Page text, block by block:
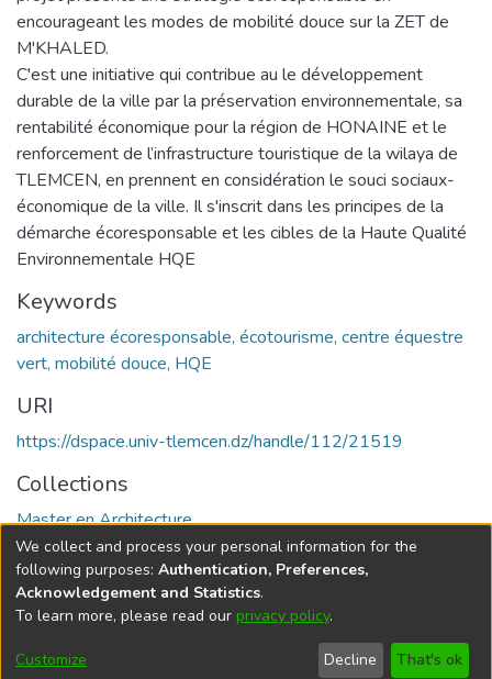
encourageant les modes de mobilité douce sur la ZET de
M'KHALED.
C'est une initiative qui contribue au le développement
durable de la ville par la préservation environnementale, sa
rentabilité économique pour la région de HONAINE et le
renforcement de l’infrastructure touristique de la wilaya de
TLEMCEN, en prennent en considération le souci sociaux-
économique de la ville. Il s'inscrit dans les principes de la
démarche écoresponsable et les cibles de la Haute Qualité
Environnementale HQE
Keywords
architecture écoresponsable, écotourisme, centre équestre
vert, mobilité douce, HQE
URI
https://dspace.univ-tlemcen.dz/handle/112/21519
Collections
Master en Architecture
Full item page
DSpace softwarecopyright © 2002-2026
Cookie
End User
Send
We collect and process your personal information for the
following purposes: Authentication, Preferences,
Acknowledgement and Statistics.
To learn more, please read our privacy policy.
Customize Decline That's ok